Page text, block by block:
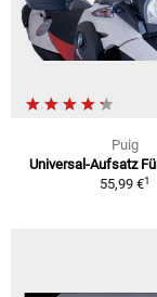
Puig
Universal-Aufsatz
55,99 €1